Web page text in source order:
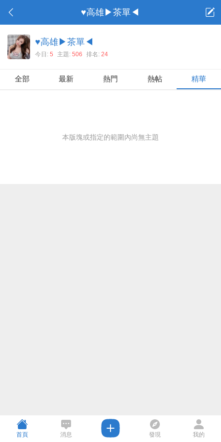
♥高雄▶茶單◀
♥高雄▶茶單◀
今日: 5 主題: 506 排名: 24
全部 最新 熱門 熱帖 精華
本版塊或指定的範圍內尚無主題
首頁 消息 發現 我的